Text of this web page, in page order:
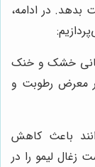
در ادامه،
خشک و خنک
در معرض رطوبت و
باعث کاهش
زغال لیمو را در